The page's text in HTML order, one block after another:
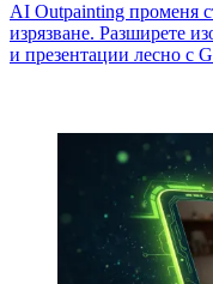
AI Outpainting променя
изрязване. Разширете
и презентации лесно с